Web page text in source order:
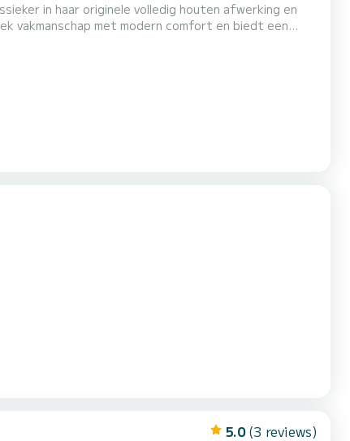
in haar originele volledig houten afwerking en
met modern comfort en biedt een
of gasten te ontvangen, en bewonder het
5.0 (3 reviews)